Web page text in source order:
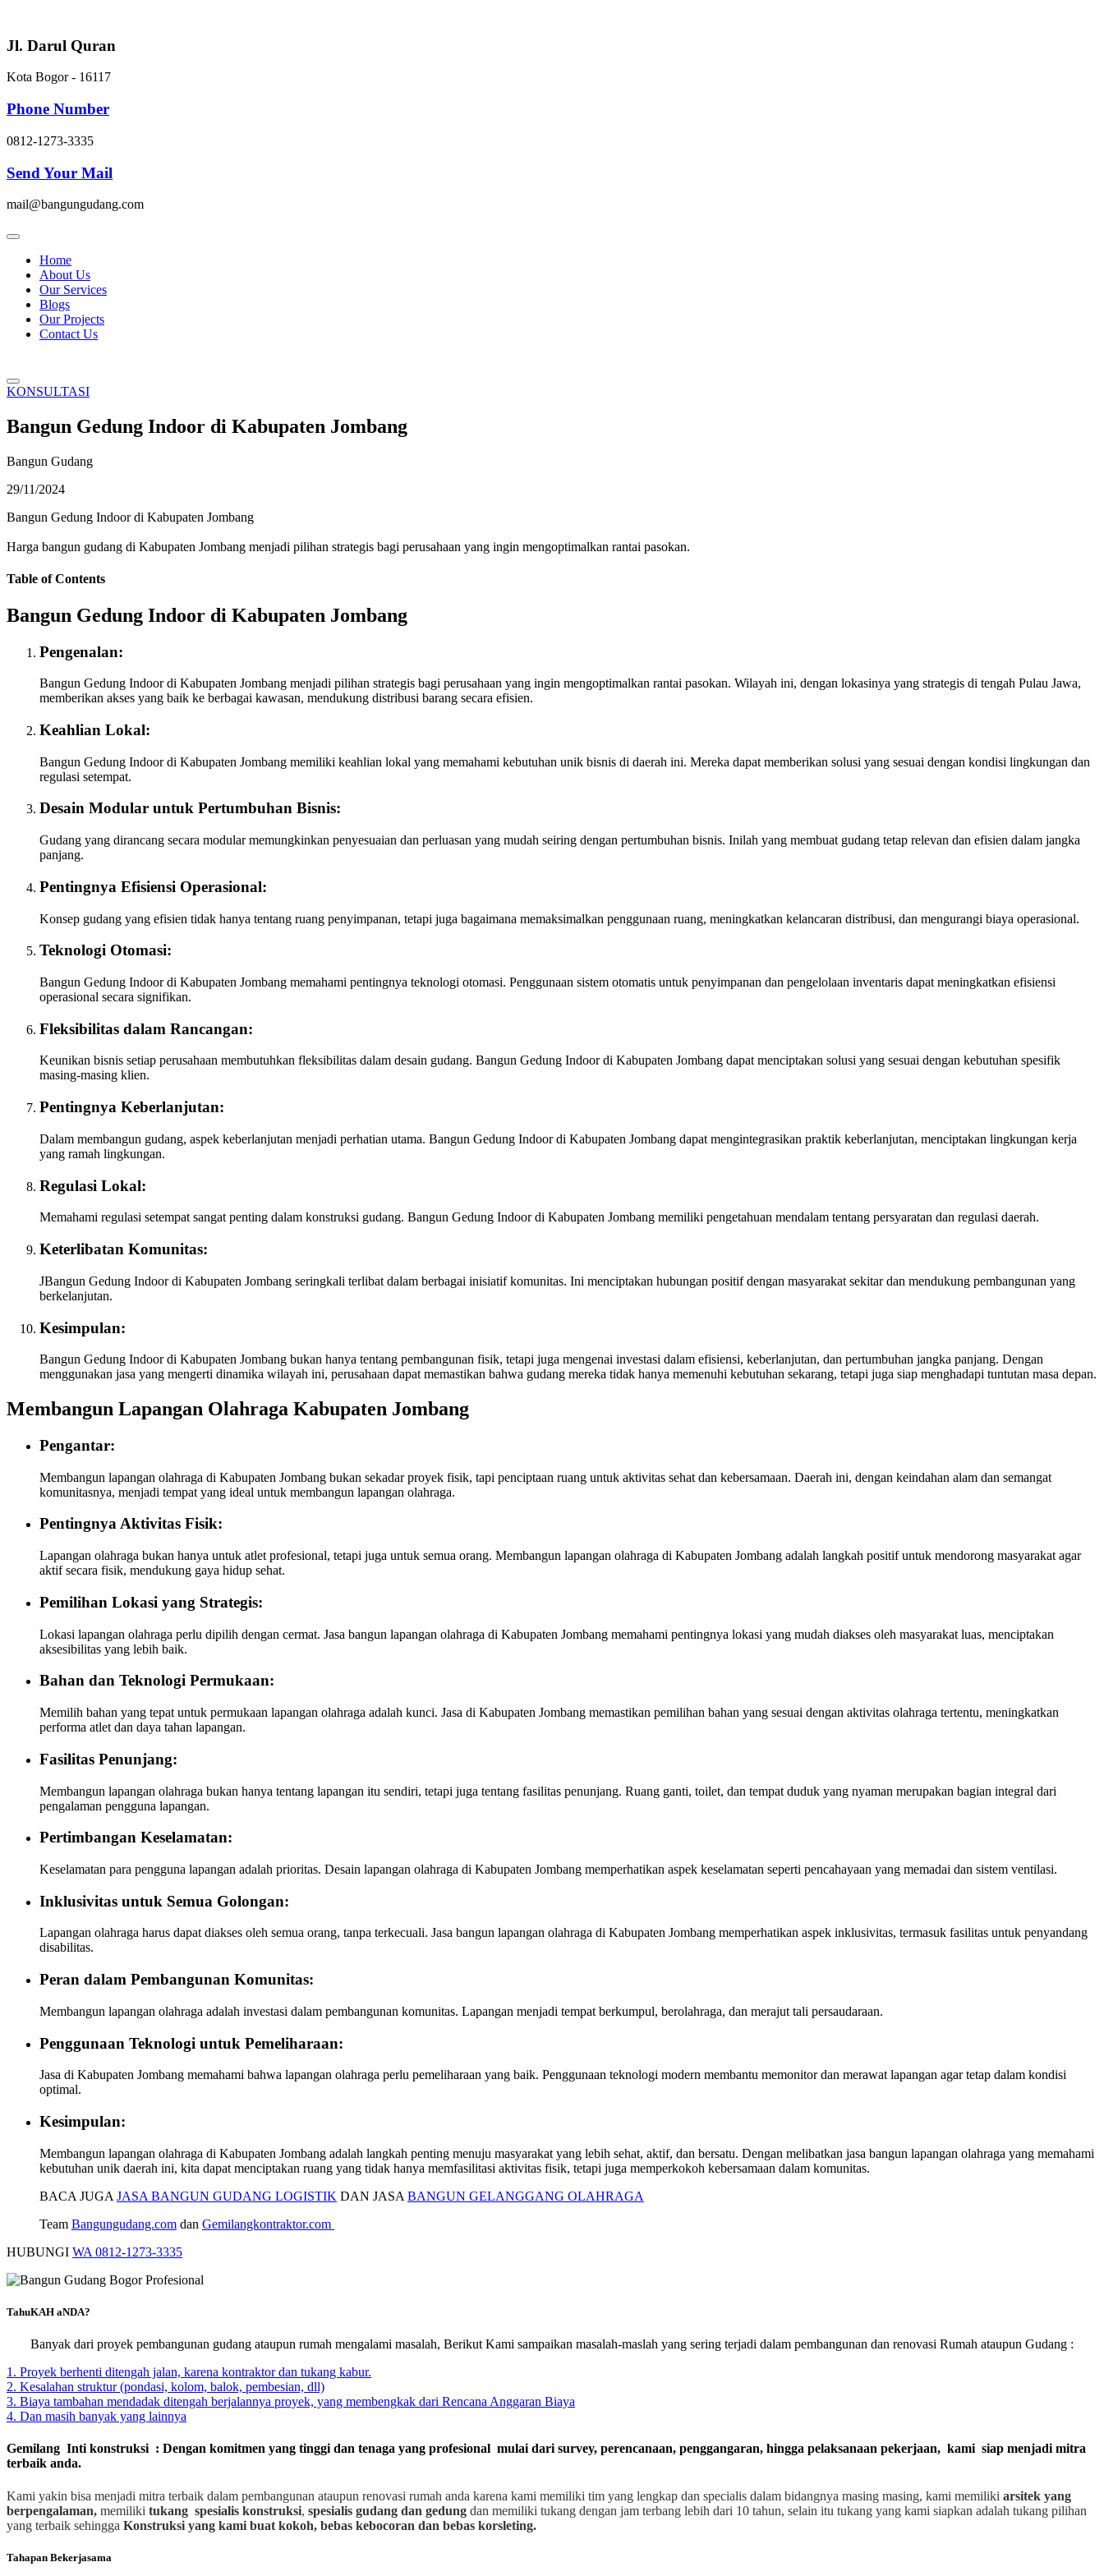
content
Jl. Darul Quran
Kota Bogor - 16117
Phone Number
0812-1273-3335
Send Your Mail
mail@bangungudang.com
Home
About Us
Our Services
Blogs
Our Projects
Contact Us
KONSULTASI
Bangun Gedung Indoor di Kabupaten Jombang
Bangun Gudang
29/11/2024
Bangun Gedung Indoor di Kabupaten Jombang
Harga bangun gudang di Kabupaten Jombang menjadi pilihan strategis bagi perusahaan yang ingin mengoptimalkan rantai pasokan.
Table of Contents
Bangun Gedung Indoor di Kabupaten Jombang
Pengenalan:
Bangun Gedung Indoor di Kabupaten Jombang menjadi pilihan strategis bagi perusahaan yang ingin mengoptimalkan rantai pasokan. Wilayah ini, dengan lokasinya yang strategis di tengah Pulau Jawa,
memberikan akses yang baik ke berbagai kawasan, mendukung distribusi barang secara efisien.
Keahlian Lokal:
Bangun Gedung Indoor di Kabupaten Jombang memiliki keahlian lokal yang memahami kebutuhan unik bisnis di daerah ini. Mereka dapat memberikan solusi yang sesuai dengan kondisi lingkungan dan
regulasi setempat.
Desain Modular untuk Pertumbuhan Bisnis:
Gudang yang dirancang secara modular memungkinkan penyesuaian dan perluasan yang mudah seiring dengan pertumbuhan bisnis. Inilah yang membuat gudang tetap relevan dan efisien dalam jangka
panjang.
Pentingnya Efisiensi Operasional:
Konsep gudang yang efisien tidak hanya tentang ruang penyimpanan, tetapi juga bagaimana memaksimalkan penggunaan ruang, meningkatkan kelancaran distribusi, dan mengurangi biaya operasional.
Teknologi Otomasi:
Bangun Gedung Indoor di Kabupaten Jombang memahami pentingnya teknologi otomasi. Penggunaan sistem otomatis untuk penyimpanan dan pengelolaan inventaris dapat meningkatkan efisiensi
operasional secara signifikan.
Fleksibilitas dalam Rancangan:
Keunikan bisnis setiap perusahaan membutuhkan fleksibilitas dalam desain gudang. Bangun Gedung Indoor di Kabupaten Jombang dapat menciptakan solusi yang sesuai dengan kebutuhan spesifik
masing-masing klien.
Pentingnya Keberlanjutan:
Dalam membangun gudang, aspek keberlanjutan menjadi perhatian utama. Bangun Gedung Indoor di Kabupaten Jombang dapat mengintegrasikan praktik keberlanjutan, menciptakan lingkungan kerja
yang ramah lingkungan.
Regulasi Lokal:
Memahami regulasi setempat sangat penting dalam konstruksi gudang. Bangun Gedung Indoor di Kabupaten Jombang memiliki pengetahuan mendalam tentang persyaratan dan regulasi daerah.
Keterlibatan Komunitas:
JBangun Gedung Indoor di Kabupaten Jombang seringkali terlibat dalam berbagai inisiatif komunitas. Ini menciptakan hubungan positif dengan masyarakat sekitar dan mendukung pembangunan yang
berkelanjutan.
Kesimpulan:
Bangun Gedung Indoor di Kabupaten Jombang bukan hanya tentang pembangunan fisik, tetapi juga mengenai investasi dalam efisiensi, keberlanjutan, dan pertumbuhan jangka panjang. Dengan
menggunakan jasa yang mengerti dinamika wilayah ini, perusahaan dapat memastikan bahwa gudang mereka tidak hanya memenuhi kebutuhan sekarang, tetapi juga siap menghadapi tuntutan masa depan.
Membangun Lapangan Olahraga Kabupaten Jombang
Pengantar:
Membangun lapangan olahraga di Kabupaten Jombang bukan sekadar proyek fisik, tapi penciptaan ruang untuk aktivitas sehat dan kebersamaan. Daerah ini, dengan keindahan alam dan semangat
komunitasnya, menjadi tempat yang ideal untuk membangun lapangan olahraga.
Pentingnya Aktivitas Fisik:
Lapangan olahraga bukan hanya untuk atlet profesional, tetapi juga untuk semua orang. Membangun lapangan olahraga di Kabupaten Jombang adalah langkah positif untuk mendorong masyarakat agar
aktif secara fisik, mendukung gaya hidup sehat.
Pemilihan Lokasi yang Strategis:
Lokasi lapangan olahraga perlu dipilih dengan cermat. Jasa bangun lapangan olahraga di Kabupaten Jombang memahami pentingnya lokasi yang mudah diakses oleh masyarakat luas, menciptakan
aksesibilitas yang lebih baik.
Bahan dan Teknologi Permukaan:
Memilih bahan yang tepat untuk permukaan lapangan olahraga adalah kunci. Jasa di Kabupaten Jombang memastikan pemilihan bahan yang sesuai dengan aktivitas olahraga tertentu, meningkatkan
performa atlet dan daya tahan lapangan.
Fasilitas Penunjang:
Membangun lapangan olahraga bukan hanya tentang lapangan itu sendiri, tetapi juga tentang fasilitas penunjang. Ruang ganti, toilet, dan tempat duduk yang nyaman merupakan bagian integral dari
pengalaman pengguna lapangan.
Pertimbangan Keselamatan:
Keselamatan para pengguna lapangan adalah prioritas. Desain lapangan olahraga di Kabupaten Jombang memperhatikan aspek keselamatan seperti pencahayaan yang memadai dan sistem ventilasi.
Inklusivitas untuk Semua Golongan:
Lapangan olahraga harus dapat diakses oleh semua orang, tanpa terkecuali. Jasa bangun lapangan olahraga di Kabupaten Jombang memperhatikan aspek inklusivitas, termasuk fasilitas untuk penyandang
disabilitas.
Peran dalam Pembangunan Komunitas:
Membangun lapangan olahraga adalah investasi dalam pembangunan komunitas. Lapangan menjadi tempat berkumpul, berolahraga, dan merajut tali persaudaraan.
Penggunaan Teknologi untuk Pemeliharaan:
Jasa di Kabupaten Jombang memahami bahwa lapangan olahraga perlu pemeliharaan yang baik. Penggunaan teknologi modern membantu memonitor dan merawat lapangan agar tetap dalam kondisi
optimal.
Kesimpulan:
Membangun lapangan olahraga di Kabupaten Jombang adalah langkah penting menuju masyarakat yang lebih sehat, aktif, dan bersatu. Dengan melibatkan jasa bangun lapangan olahraga yang memahami
kebutuhan unik daerah ini, kita dapat menciptakan ruang yang tidak hanya memfasilitasi aktivitas fisik, tetapi juga memperkokoh kebersamaan dalam komunitas.
BACA JUGA JASA BANGUN GUDANG LOGISTIK DAN JASA BANGUN GELANGGANG OLAHRAGA
Team Bangungudang.com dan Gemilangkontraktor.com
HUBUNGI WA 0812-1273-3335
TahuKAH aNDA?
Banyak dari proyek pembangunan gudang ataupun rumah mengalami masalah, Berikut Kami sampaikan masalah-maslah yang sering terjadi dalam pembangunan dan renovasi Rumah ataupun Gudang :
1. Proyek berhenti ditengah jalan, karena kontraktor dan tukang kabur.
2. Kesalahan struktur (pondasi, kolom, balok, pembesian, dll)
3. Biaya tambahan mendadak ditengah berjalannya proyek, yang membengkak dari Rencana Anggaran Biaya
4. Dan masih banyak yang lainnya
Gemilang Inti konstruksi : Dengan komitmen yang tinggi dan tenaga yang profesional mulai dari survey, perencanaan, penggangaran, hingga pelaksanaan pekerjaan, kami siap menjadi mitra
terbaik anda.
Kami yakin bisa menjadi mitra terbaik dalam pembangunan ataupun renovasi rumah anda karena kami memiliki tim yang lengkap dan specialis dalam bidangnya masing masing, kami memiliki arsitek yang
berpengalaman, memiliki tukang spesialis konstruksi, spesialis gudang dan gedung dan memiliki tukang dengan jam terbang lebih dari 10 tahun, selain itu tukang yang kami siapkan adalah tukang pilihan
yang terbaik sehingga Konstruksi yang kami buat kokoh, bebas kebocoran dan bebas korsleting.
Tahapan Bekerjasama